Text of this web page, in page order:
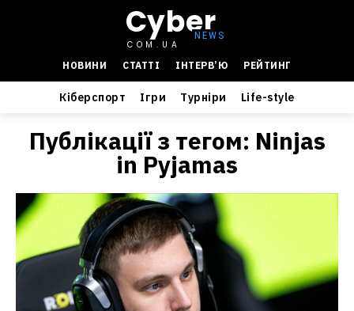
Cyber
COM.UA
НОВИНИ
СТАТТІ ІНТЕРВ’Ю РЕЙТИНГ
Кіберспорт Ігри Турніри Life-style
Публікації з тегом: Ninjas
in Pyjamas